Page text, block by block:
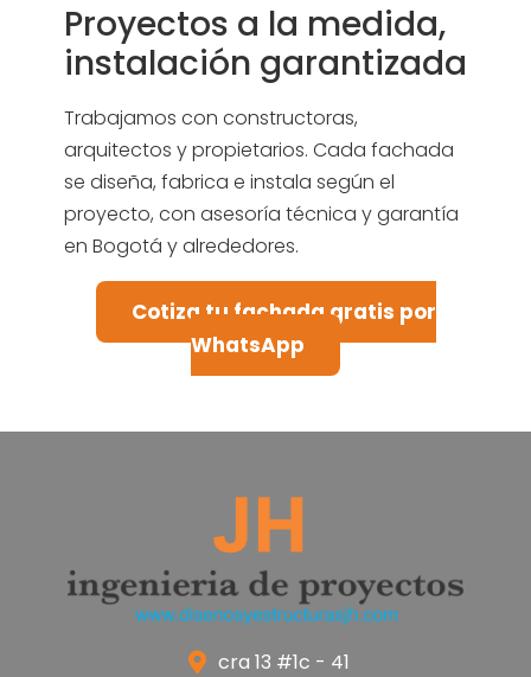
Proyectos a la medida,
instalación garantizada
Trabajamos con constructoras,
arquitectos y propietarios. Cada fachada
se diseña, fabrica e instala según el
proyecto, con asesoría técnica y garantía
en Bogotá y alrededores.
Cotiza tu fachada gratis por
WhatsApp
cra 13 #1c - 41